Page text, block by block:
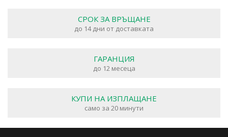
СРОК ЗА ВРЪЩАНЕ
до 14 дни от доставката
ГАРАНЦИЯ
до 12 месеца
КУПИ НА ИЗПЛАЩАНЕ
само за 20 минути